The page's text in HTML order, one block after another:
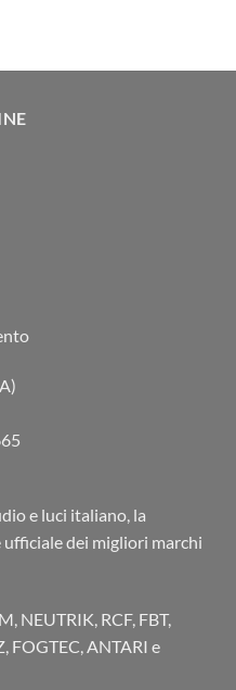
e luci italiano, la
dei migliori marchi
NEUTRIK, RCF, FBT,
FOGTEC, ANTARI e